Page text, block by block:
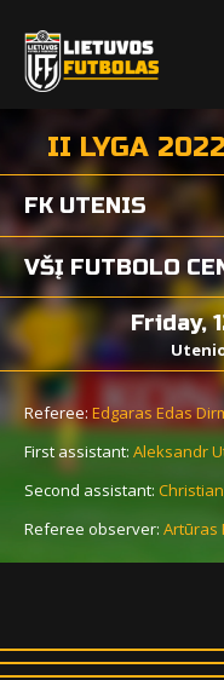
II LYGA
FK UTENIS
VŠĮ FUTBOLO
Friday,
Referee: Edgaras Edas
First assistant: Aleksandr
Second assistant:
Referee observer: Artūras